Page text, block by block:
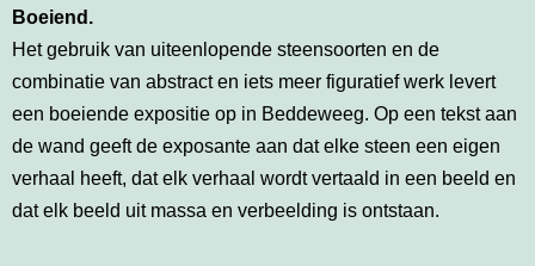
Boeiend.
Het gebruik van uiteenlopende steensoorten en de
combinatie van abstract en iets meer figuratief werk levert
een boeiende expositie op in Beddeweeg. Op een tekst aan
de wand geeft de exposante aan dat elke steen een eigen
verhaal heeft, dat elk verhaal wordt vertaald in een beeld en
dat elk beeld uit massa en verbeelding is ontstaan.